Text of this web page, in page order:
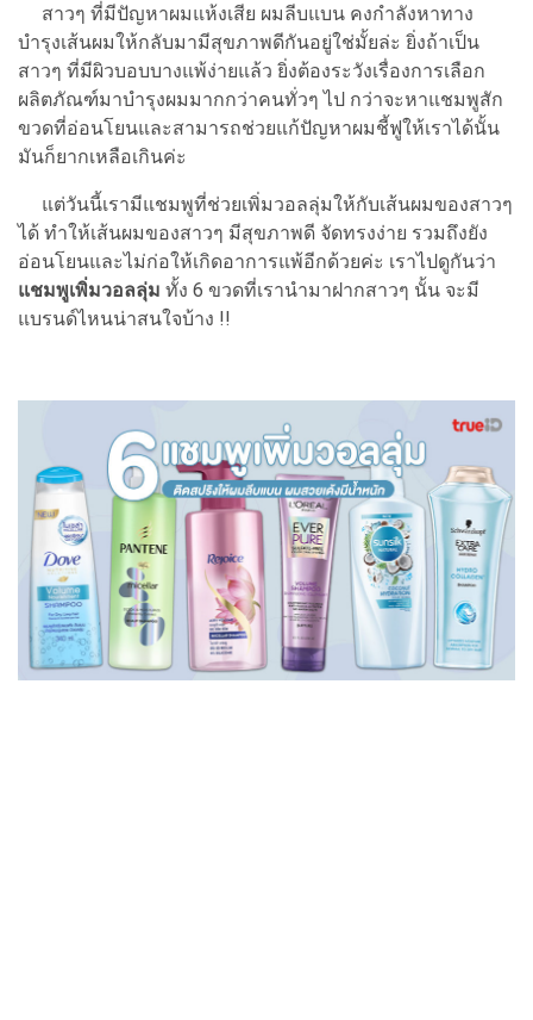
สาวๆ ที่มีปัญหาผมแห้งเสีย ผมลีบแบน คงกำลังหาทาง
บำรุงเส้นผมให้กลับมามีสุขภาพดีกันอยู่ใช่มั้ยล่ะ ยิ่งถ้าเป็น
สาวๆ ที่มีผิวบอบบางแพ้ง่ายแล้ว ยิ่งต้องระวังเรื่องการเลือก
ผลิตภัณฑ์มาบำรุงผมมากกว่าคนทั่วๆ ไป กว่าจะหาแชมพูสัก
ขวดที่อ่อนโยนและสามารถช่วยแก้ปัญหาผมชี้ฟูให้เราได้นั้น
มันก็ยากเหลือเกินค่ะ
แต่วันนี้เรามีแชมพูที่ช่วยเพิ่มวอลลุ่มให้กับเส้นผมของสาวๆ
ได้ ทำให้เส้นผมของสาวๆ มีสุขภาพดี จัดทรงง่าย รวมถึงยัง
อ่อนโยนและไม่ก่อให้เกิดอาการแพ้อีกด้วยค่ะ เราไปดูกันว่า
แชมพูเพิ่มวอลลุ่ม ทั้ง 6 ขวดที่เรานำมาฝากสาวๆ นั้น จะมี
แบรนด์ไหนน่าสนใจบ้าง !!